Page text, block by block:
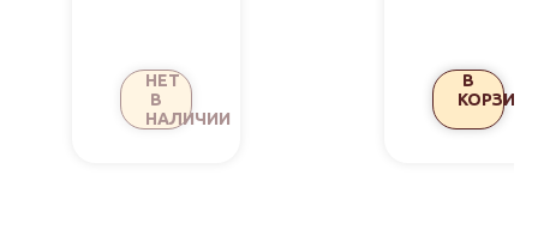
Cocon
essa
НЕТ
В
НАЛИЧИИ
глют
21гр
ВАСТ
В
КОРЗИНУ